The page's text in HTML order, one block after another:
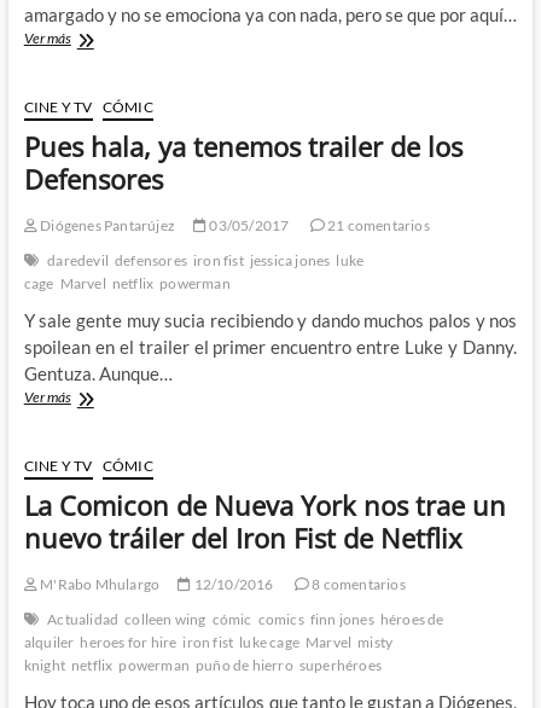
amargado y no se emociona ya con nada, pero se que por aquí…
Ver másComienza
atras
para
los
Defensores…
CINE Y TV CÓMIC
Pues hala, ya tenemos trailer de los
Defensores
Diógenes Pantarújez 03/05/2017
21 comentarios
daredevil defensores iron fist jessica jones luke
cage Marvel netflix powerman
Y sale gente muy sucia recibiendo y dando muchos palos y nos
spoilean en el trailer el primer encuentro entre Luke y Danny.
Gentuza. Aunque…
Ver másPues
tenemos
trailer
de
Defensores
CINE Y TV CÓMIC
La Comicon de Nueva York nos trae un
nuevo tráiler del Iron Fist de Netflix
M'Rabo Mhulargo 12/10/2016
8 comentarios
Actualidad colleen wing cómic comics finn jones héroes de
alquiler heroes for hire iron fist luke cage Marvel misty
knight netflix powerman puño de hierro superhéroes
Hoy toca uno de esos artículos que tanto le gustan a Diógenes,